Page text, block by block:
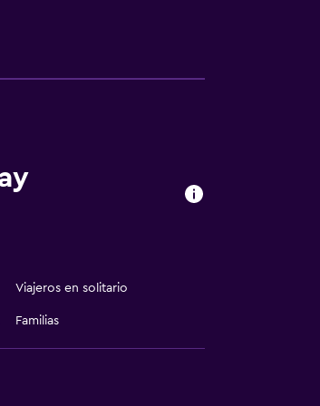
Viajeros en solitario
Familias